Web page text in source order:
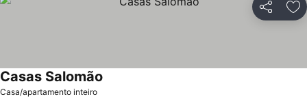
Partilhar
Casa/apartamento inteiro
Casas Salomão